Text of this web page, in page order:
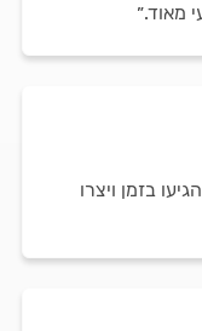
מאוד.״
בזמן ויצרו